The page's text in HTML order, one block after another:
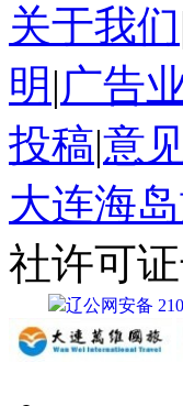
关于我们
明 |广告
投稿|意
大连海
社许可
辽公网安备